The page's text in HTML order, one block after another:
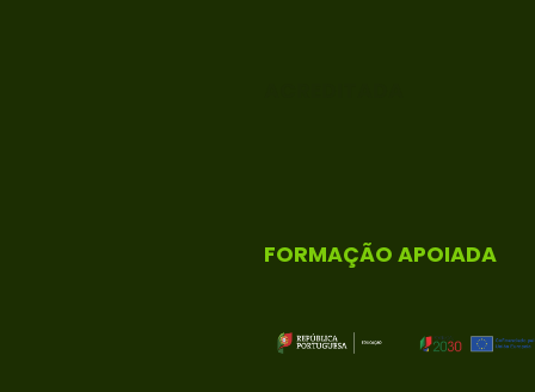
FORMAÇÃO APOIADA